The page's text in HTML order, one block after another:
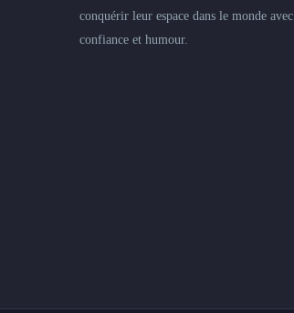
conquérir leur espace dans le monde avec
confiance et humour.